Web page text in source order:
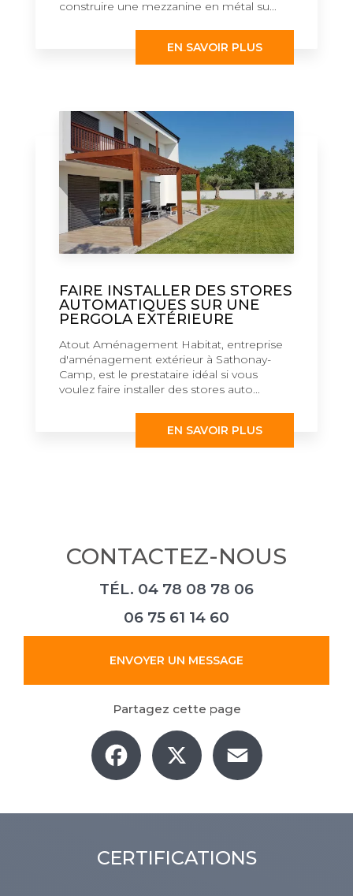
construire une mezzanine en métal su...
EN SAVOIR PLUS
FAIRE INSTALLER DES STORES
AUTOMATIQUES SUR UNE
PERGOLA EXTÉRIEURE
Atout Aménagement Habitat, entreprise
d'aménagement extérieur à Sathonay-
Camp, est le prestataire idéal si vous
voulez faire installer des stores auto...
EN SAVOIR PLUS
CONTACTEZ-NOUS
TÉL. 04 78 08 78 06
06 75 61 14 60
ENVOYER UN MESSAGE
Partagez cette page
Facebook
CERTIFICATIONS